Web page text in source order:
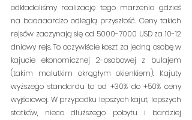
odkładaliśmy realizację tego marzenia gdzieś
na baaaaardzo odległą przyszłość. Ceny takich
rejsów zaczynają się od 5000-7000 USD za 10-12
dniowy rejs. To oczywiście koszt za jedną osobę w
kajucie ekonomicznej 2-osobowej z bulajem
(takim malutkim okrągłym okienkiem). Kajuty
wyższego standardu to od +30% do +50% ceny
wyjściowej. W przypadku lepszych kajut, lepszych
statków, nieco dłuższego pobytu i bardziej